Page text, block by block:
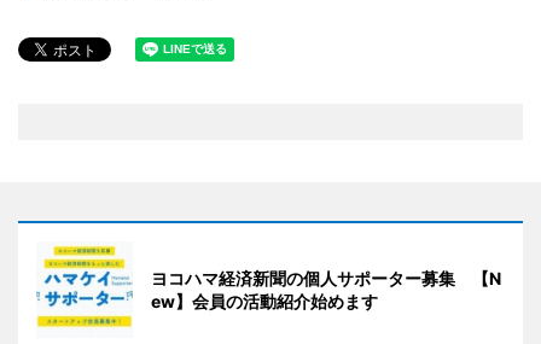
ヨコハマ経済新聞の個人サポーター募集 【N
ew】会員の活動紹介始めます